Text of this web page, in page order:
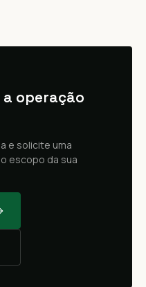
operação
e solicite uma
escopo da sua